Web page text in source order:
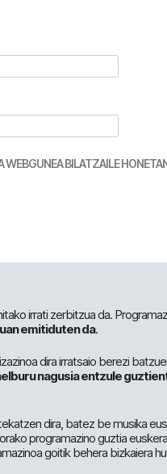
WEBGUNEA BILATZAILE
irrati zerbitzua da.
emitiduten da.
dira irratsaio berezi
nagusia entzule
dira, batez be musika
programazino guztia
goitik behera bizkaiera